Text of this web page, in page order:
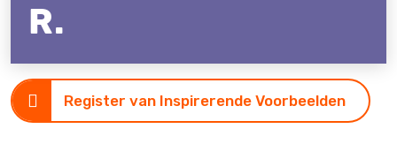
R.
Register van Inspirerende Voorbeelden